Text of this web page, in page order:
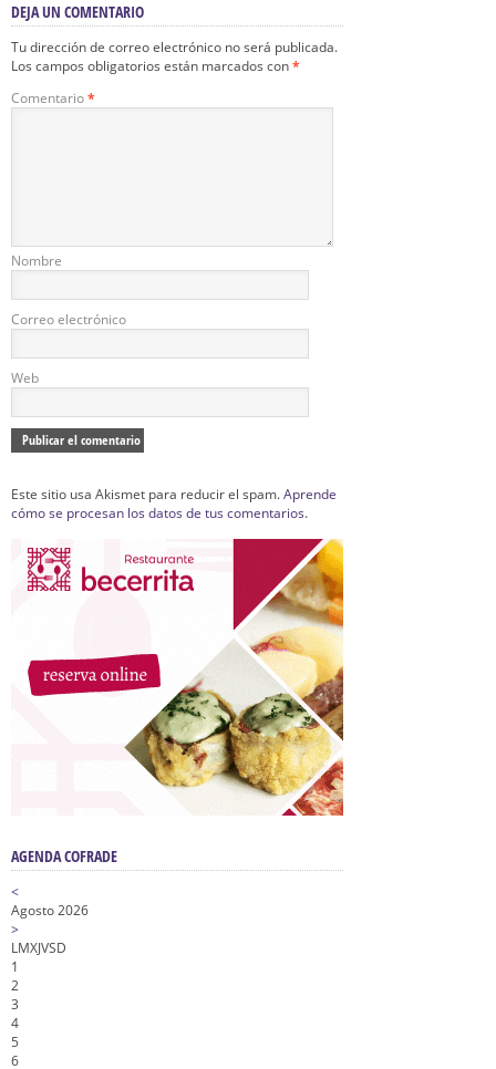
DEJA UN COMENTARIO
Tu dirección de correo electrónico no será publicada.
Los campos obligatorios están marcados con*
Comentario*
Nombre
Correo electrónico
Web
Este sitio usa Akismet para reducir el spam.Aprende
cómo se procesan los datos de tus comentarios.
AGENDA COFRADE
<
Agosto 2026
>
LMXJVSD
1
2
3
4
5
6